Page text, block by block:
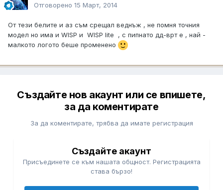
Отговорено 15 Март, 2014
От тези белите и аз съм срещал веднъж , не помня точния
модел но има и WISP и WISP lite , с пипнато дд-врт е , най -
малкото логото беше променено
Създайте нов акаунт или се впишете,
за да коментирате
За да коментирате, трябва да имате регистрация
Създайте акаунт
Присъединете се към нашата общност. Регистрацията
става бързо!